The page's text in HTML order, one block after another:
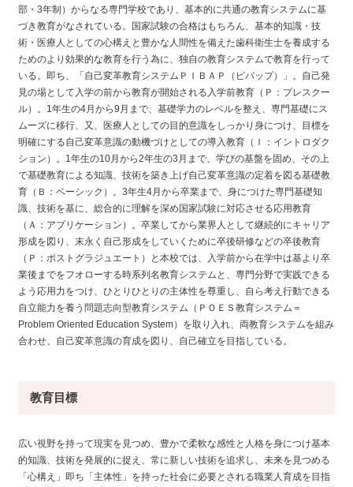
部・3年制）からなる専門学校であり、基本的に共通の教育システムに基
づき教育がなされている。国家試験の合格はもちろん、基本的知識・技
術・医療人としての心構えと豊かな人間性を備えた歯科衛生士を養成する
ためのより効果的な教育を行う為に、独自の教育システムで教育を行って
いる。即ち、「自己変革教育システムＰＩＢＡＰ（ピバップ）」。自己発
見の場として入学の前から教育が開始される入学前教育（Ｐ：プレスクー
ル）。1年生の4月から9月まで、基礎学力のレベルを整え、専門基礎にス
ムーズに移行、又、医療人としての目的意識をしっかり身につけ、目標を
明確にする自己変革意識の動機づけとしての導入教育（Ｉ：イントロダク
ション）。1年生の10月から2年生の3月まで、学びの基盤を固め、その上
で基礎教育による知識、技術を築き上げ自己変革意識の定着を図る基礎教
育（Ｂ：ベーシック）。3年生4月から卒業まで、身につけた専門基礎知
識、技術を基に、総合的に理解を深め国家試験に対応させる応用教育
（Ａ：アプリケーション）。卒業してから業界人として継続的にキャリア
形成を図り、末永く自己形成をしていくために卒後研修などの卒後教育
（Ｐ：ポストグラジュエート）と本校では、入学前から在学中は基より卒
業後までをフオローする時系列名教育システムと、専門分野で実践できる
よう応用力をつけ、ひとりひとりの主体性を尊重し、自ら考え行動できる
自立能力を養う問題志向型教育システム（ＰＯＥＳ教育システム＝
Problem Oriented Education System）を取り入れ、両教育システムを組み
合わせ、自己変革意識の育成を図り、自己確立を目指している。
教育目標
広い視野を持って現実を見つめ、豊かで柔軟な感性と人格を身につけ基本
的知識、技術を発展的に捉え、常に新しい技術を追求し、未来を見つめる
「心構え」即ち「主体性」を持った社会に必要とされる職業人育成を目指